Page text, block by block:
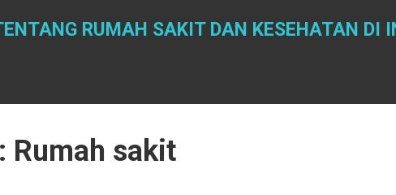
RUMAH SAKIT DAN KESEHATAN DI
Rumah sakit